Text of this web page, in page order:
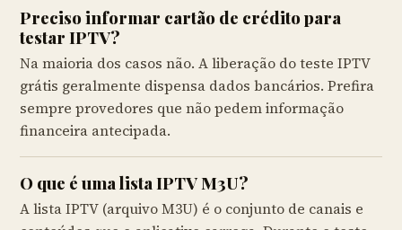
Preciso informar cartão de crédito para
testar IPTV?
Na maioria dos casos não. A liberação do teste IPTV
grátis geralmente dispensa dados bancários. Prefira
sempre provedores que não pedem informação
financeira antecipada.
O que é uma lista IPTV M3U?
A lista IPTV (arquivo M3U) é o conjunto de canais e